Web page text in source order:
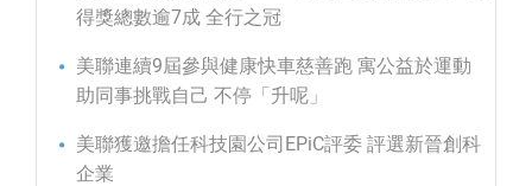
得獎總數逾7成 全行之冠
美聯連續9屆參與健康快車慈善跑 寓公益於運動
助同事挑戰自己 不停「升呢」
美聯獲邀擔任科技園公司EPiC評委 評選新晉創科
企業